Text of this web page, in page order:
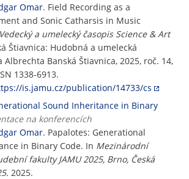
Omar. Field Recording as a
and Sonic Catharsis in Music
Vedecký a umelecký časopis Science & Art
Štiavnica: Hudobná a umelecká
Albrechta Banská Štiavnica, 2025, roč. 14,
1338-6913.
is.jamu.cz/publication/14733/cs
Sound Inheritance in Binary
na konferencích
Omar. Papalotes: Generational
in Binary Code. In Mezinárodní
fakulty JAMU 2025, Brno, Česká
2025.